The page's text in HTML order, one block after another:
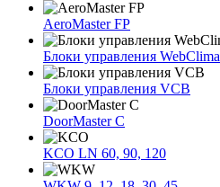
AeroMaster FP
Блоки упрaвлeния WebClima
Блоки упрaвлeния VCB
DoorMaster C
KCO LN 60, 90, 120